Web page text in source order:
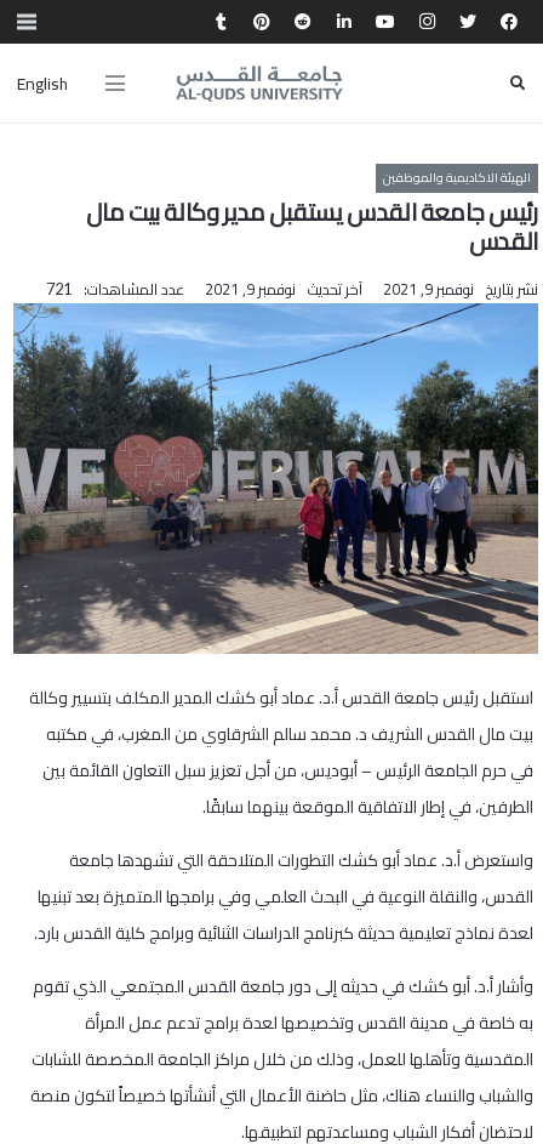
English
الهيئة الاكاديمية والموظفين
رئيس جامعة القدس يستقبل مدير وكالة بيت مال
القدس
نشر بتاريخ نوفمبر 9, 2021 آخر تحديث نوفمبر 9, 2021 عدد المشاهدات: 721
استقبل رئيس جامعة القدس أ.د. عماد أبو كشك المدير المكلف بتسيير وكالة
بيت مال القدس الشريف د. محمد سالم الشرقاوي من المغرب، في مكتبه
في حرم الجامعة الرئيس – أبوديس، من أجل تعزيز سبل التعاون القائمة بين
الطرفين، في إطار الاتفاقية الموقعة بينهما سابقًا.
واستعرض أ.د. عماد أبو كشك التطورات المتلاحقة التي تشهدها جامعة
القدس، والنقلة النوعية في البحث العلمي وفي برامجها المتميزة بعد تبنيها
لعدة نماذج تعليمية حديثة كبرنامج الدراسات الثنائية وبرامج كلية القدس بارد.
وأشار أ.د. أبو كشك في حديثه إلى دور جامعة القدس المجتمعي الذي تقوم
به خاصة في مدينة القدس وتخصيصها لعدة برامج تدعم عمل المرأة
المقدسية وتأهلها للعمل، وذلك من خلال مراكز الجامعة المخصصة للشابات
والشباب والنساء هناك، مثل حاضنة الأعمال التي أنشأتها خصيصاً لتكون منصة
لاحتضان أفكار الشباب ومساعدتهم لتطبيقها.